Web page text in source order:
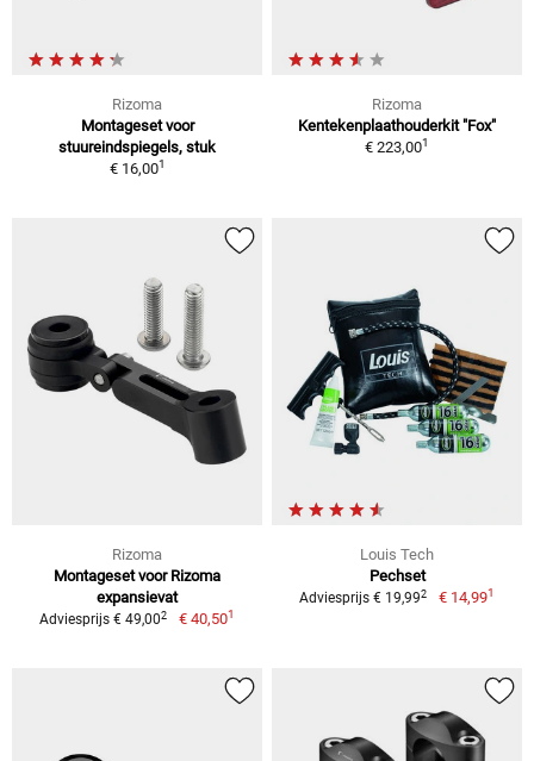
Rizoma
Montageset voor
stuureindspiegels, stuk
€ 16,001
Rizoma
Kentekenplaathouderkit "Fox"
€ 223,001
Rizoma
Montageset voor Rizoma
expansievat
Adviesprijs € 49,002 € 40,501
Louis Tech
Pechset
Adviesprijs € 19,992 € 14,991